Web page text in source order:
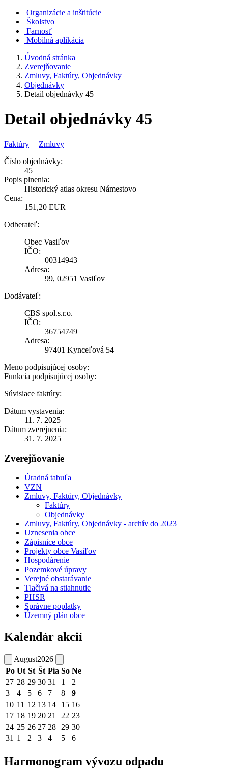
Organizácie a inštitúcie
Školstvo
Farnosť
Mobilná aplikácia
Úvodná stránka
Zverejňovanie
Zmluvy, Faktúry, Objednávky
Objednávky
Detail objednávky 45
Detail objednávky 45
Faktúry | Zmluvy
Číslo objednávky:
45
Popis plnenia:
Historický atlas okresu Námestovo
Cena:
151,20 EUR
Odberateľ:
Obec Vasiľov
IČO:
00314943
Adresa:
99, 02951 Vasiľov
Dodávateľ:
CBS spol.s.r.o.
IČO:
36754749
Adresa:
97401 Kynceľová 54
Meno podpisujúcej osoby:
Funkcia podpisujúcej osoby:
Súvisiace faktúry:
Dátum vystavenia:
11. 7. 2025
Dátum zverejnenia:
31. 7. 2025
Zverejňovanie
Úradná tabuľa
VZN
Zmluvy, Faktúry, Objednávky
Faktúry
Objednávky
Zmluvy, Faktúry, Objednávky - archív do 2023
Uznesenia obce
Zápisnice obce
Projekty obce Vasiľov
Hospodárenie
Pozemkové úpravy
Verejné obstarávanie
Tlačivá na stiahnutie
PHSR
Správne poplatky
Územný plán obce
Kalendár akcií
August2026
Po Ut St Št Pia So Ne
27 28 29 30 31 1
2
3
4 5 6 7 8
9
10 11 12 13 14 15 16
17 18 19 20 21 22 23
24 25 26 27 28 29 30
31 1 2 3 4 5 6
Harmonogram vývozu odpadu